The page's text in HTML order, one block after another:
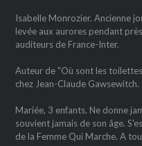
Isabelle Monrozier. Ancienne
levée aux aurores pendant
auditeurs de France-Inter.
Auteur de "Où sont les
chez Jean-Claude Gawsewitch.
Mariée, 3 enfants. Ne donne
souvient jamais de son âge.
de la Femme Qui Marche. A